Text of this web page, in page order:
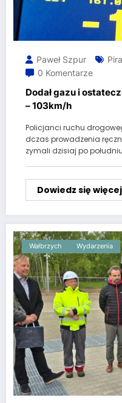
Paweł Szpur
0 Komentarze
Dodał gazu i
– 103km/h
Policjanci ruchu
dczas prowadzenia
zymali dzisiaj po
Dowiedz się więcej
Wałbrzych Wydarzenia